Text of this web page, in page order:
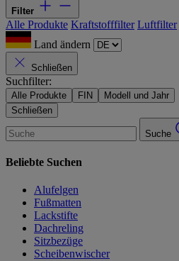
Filter
Alle Produkte Kraftstofffilter Luftfilter
Land ändern
Schließen
Suchfilter:
Alle Produkte FIN
Modell und Jahr
Schließen
Suche
Beliebte Suchen
Alufelgen
Fußmatten
Lackstifte
Dachreling
Sitzbezüge
Scheibenwischer